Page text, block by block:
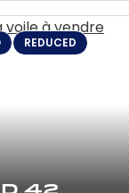
REDUCED